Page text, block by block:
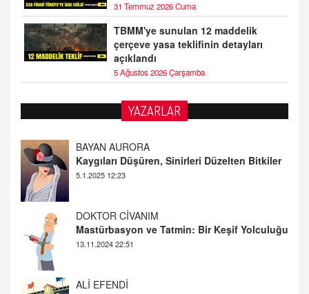
31 Temmuz 2026 Cuma
TBMM'ye sunulan 12 maddelik
çerçeve yasa teklifinin detayları
açıklandı
5 Ağustos 2026 Çarşamba
YAZARLAR
BAYAN AURORA
Kaygıları Düşüren, Sinirleri Düzelten Bitkiler
DOKTOR CİVANIM
ALİ EFENDİ
20.12.2024 12:46